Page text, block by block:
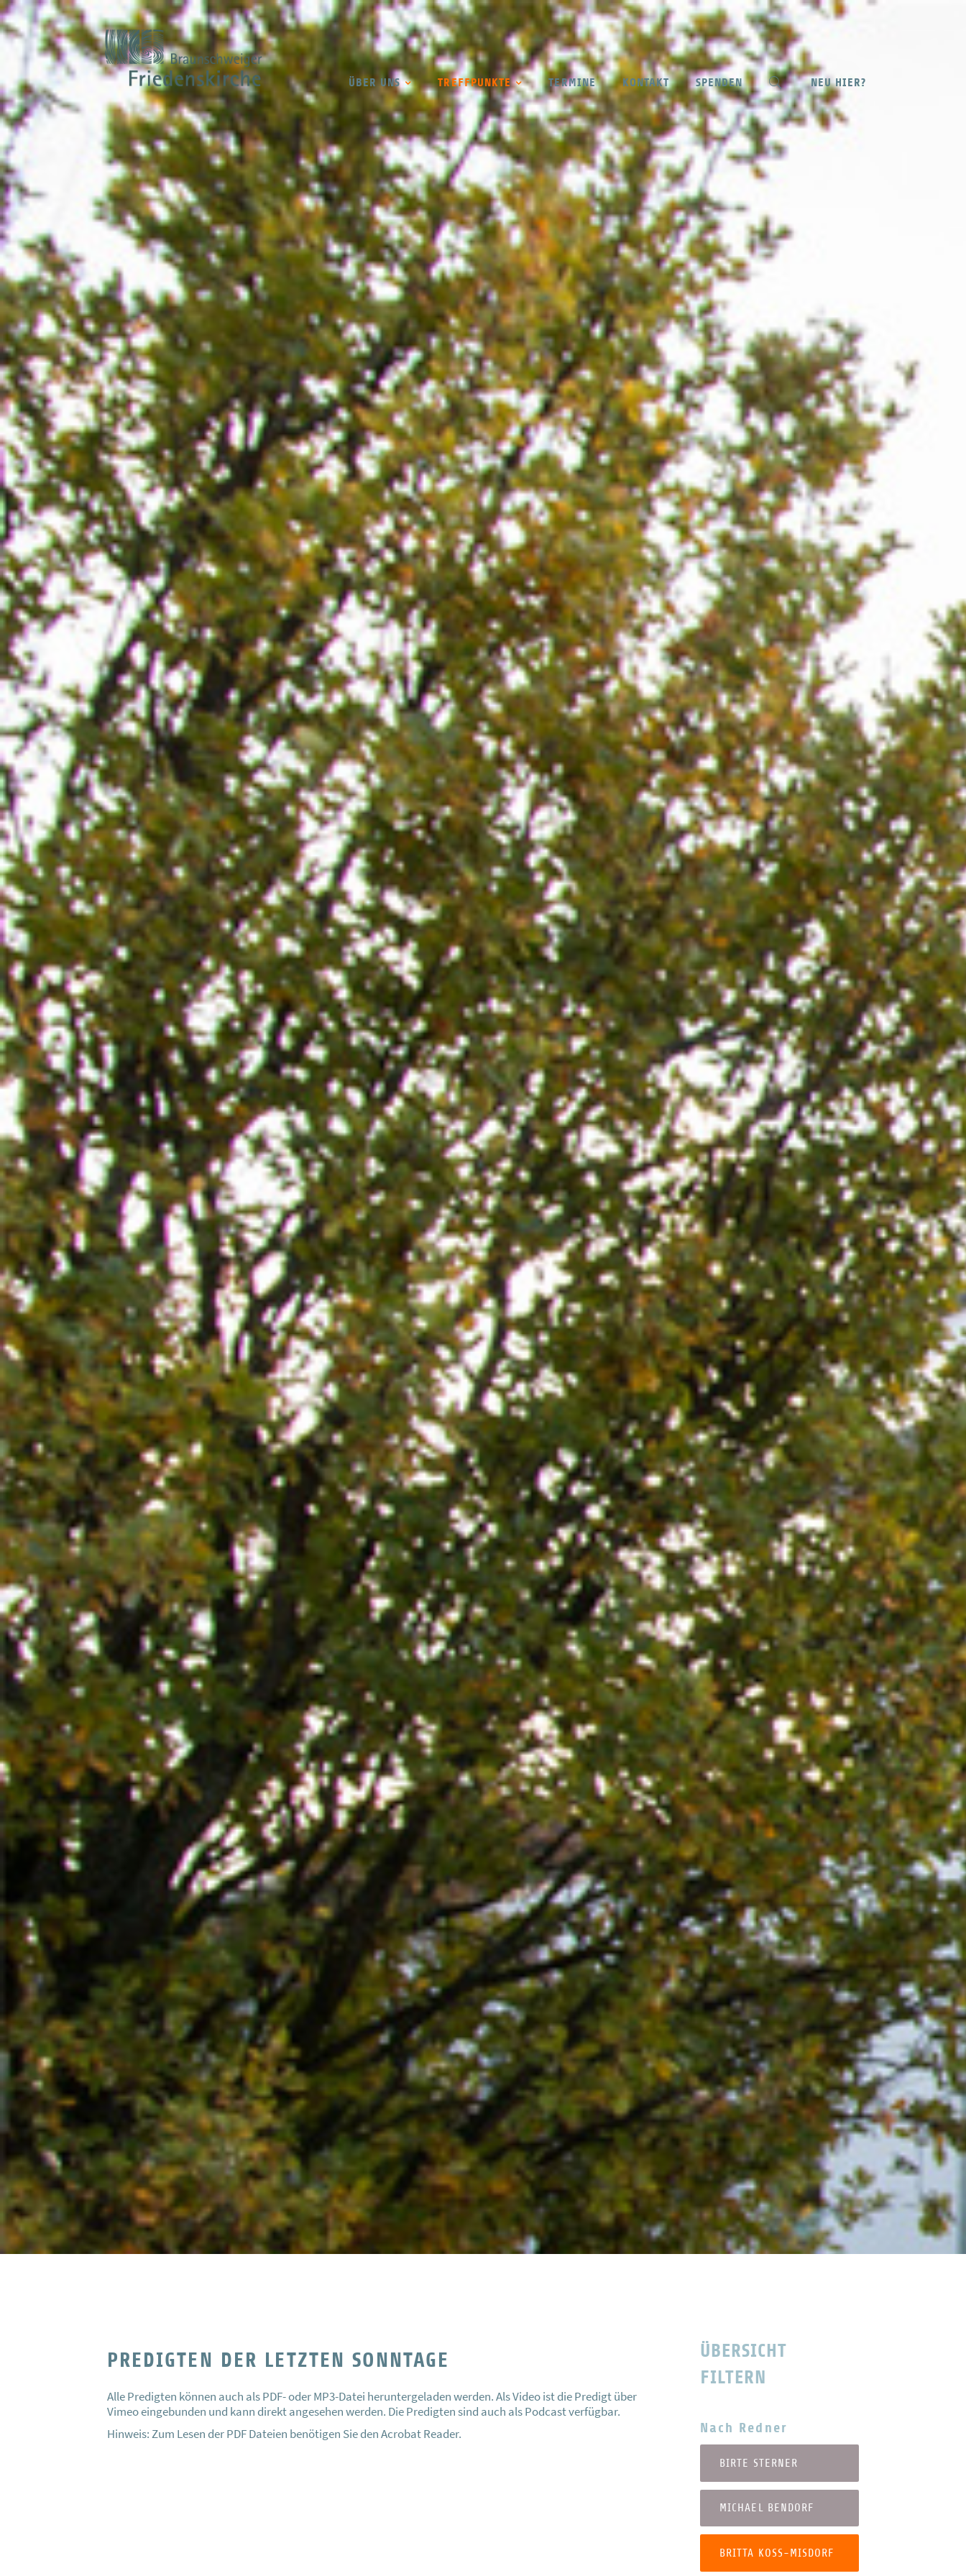
ÜBER UNS TREFFPUNKTE TERMINE KONTAKT SPENDEN NEU HIER?
PREDIGTEN DER LETZTEN SONNTAGE
Alle Predigten können auch als PDF- oder MP3-Datei heruntergeladen werden. Als Video ist die Predigt über
Vimeo eingebunden und kann direkt angesehen werden. Die Predigten sind auch als Podcast verfügbar.
Hinweis: Zum Lesen der PDF Dateien benötigen Sie den Acrobat Reader.
ÜBERSICHT
FILTERN
Nach Redner
BIRTE STERNER
MICHAEL BENDORF
BRITTA KOSS-MISDORF